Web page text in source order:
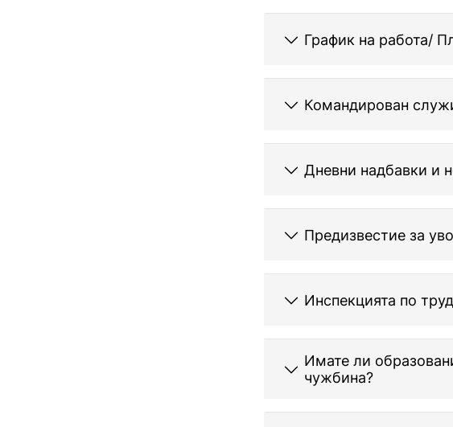
График на работа/
Командирован
Дневни надбавки и
Предизвестие за
Инспекцията по
Имате ли
чужбина?